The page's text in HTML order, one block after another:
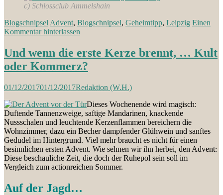
c) Schlossclub Ammelshain
Blogschnipsel Advent, Blogschnipsel, Geheimtipp, Leipzig Einen
Kommentar hinterlassen
Und wenn die erste Kerze brennt, … Kult
oder Kommerz?
01/12/201701/12/2017Redaktion (W.H.)
Dieses Wochenende wird magisch:
Duftende Tannenzweige, saftige Mandarinen, knackende
Nussschalen und leuchtende Kerzenflammen bereichern die
Wohnzimmer, dazu ein Becher dampfender Glühwein und sanftes
Gedudel im Hintergrund. Viel mehr braucht es nicht für einen
besinnlichen ersten Advent. Wie sehnen wir ihn herbei, den Advent:
Diese beschauliche Zeit, die doch der Ruhepol sein soll im
Vergleich zum actionreichen Sommer.
Auf der Jagd…